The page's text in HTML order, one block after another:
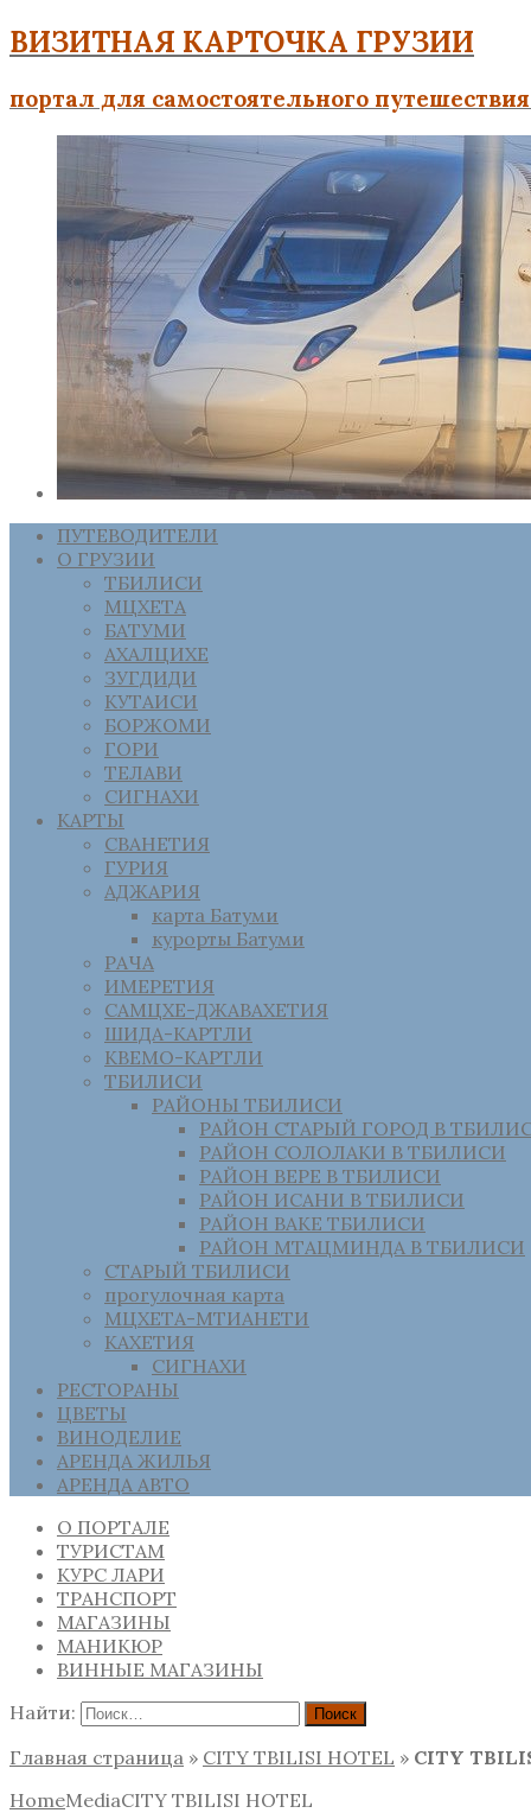
ВИЗИТНАЯ КАРТОЧКА ГРУЗИИ
портал для самостоятельного
ПУТЕВОДИТЕЛИ
О ГРУЗИИ
ТБИЛИСИ
МЦХЕТА
БАТУМИ
АХАЛЦИХЕ
ЗУГДИДИ
КУТАИСИ
БОРЖОМИ
ГОРИ
ТЕЛАВИ
СИГНАХИ
КАРТЫ
СВАНЕТИЯ
ГУРИЯ
АДЖАРИЯ
карта Батуми
курорты Батуми
РАЧА
ИМЕРЕТИЯ
САМЦХЕ-ДЖАВАХЕТИЯ
ШИДА-КАРТЛИ
КВЕМО-КАРТЛИ
ТБИЛИСИ
РАЙОНЫ ТБИЛИСИ
РАЙОН СТАРЫЙ ГОРОД В
РАЙОН СОЛОЛАКИ В ТБИЛИСИ
РАЙОН ВЕРЕ В ТБИЛИСИ
РАЙОН ИСАНИ В ТБИЛИСИ
РАЙОН ВАКЕ ТБИЛИСИ
РАЙОН МТАЦМИНДА В ТБИЛИСИ
СТАРЫЙ ТБИЛИСИ
прогулочная карта
МЦХЕТА-МТИАНЕТИ
КАХЕТИЯ
СИГНАХИ
РЕСТОРАНЫ
ЦВЕТЫ
ВИНОДЕЛИЕ
АРЕНДА ЖИЛЬЯ
АРЕНДА АВТО
О ПОРТАЛЕ
ТУРИСТАМ
КУРС ЛАРИ
ТРАНСПОРТ
МАГАЗИНЫ
МАНИКЮР
ВИННЫЕ МАГАЗИНЫ
Найти:
Главная страница » CITY TBILISI HOTEL » CITY
HomeMediaCITY TBILISI HOTEL